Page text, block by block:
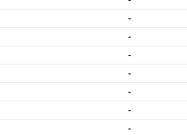
-
-
-
-
-
-
-